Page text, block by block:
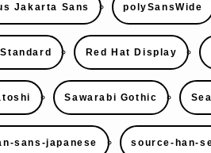
Jakarta Sans polySansWide
Red Hat Display
Sawarabi Gothic
sans-japanese source-han-